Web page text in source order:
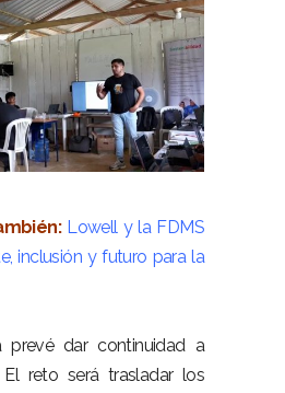
Lowell y la FDMS
inclusión y futuro para la
prevé dar continuidad a
El reto será trasladar los